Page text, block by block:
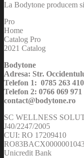
La Bodytone producem
Pro
Home
Catalog Pro
2021 Catalog
Bodytone
Adresa: Str.
Telefon 1: 0785 263 410
Telefon 2: 0766 069 971
contact@bodytone.ro
SC WELLNESS
J40/2247/2005
CUI: RO 17209410
Unicredit Bank